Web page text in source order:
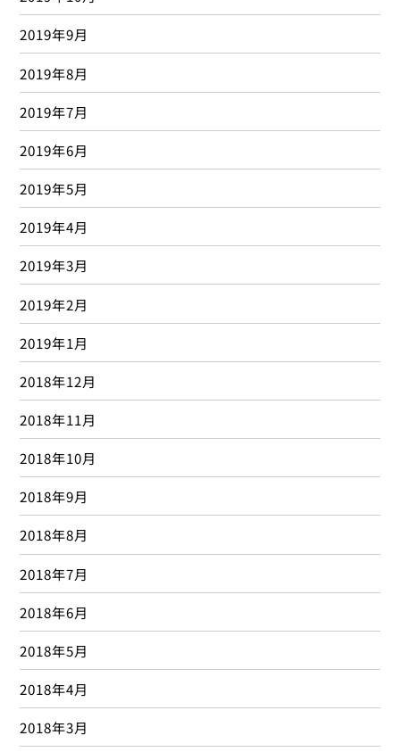
2016年9月
2016年8月
2016年7月
2016年6月
2016年5月
2016年4月
2016年3月
2016年2月
2016年1月
2015年12月
2015年11月
2015年10月
2015年9月
2015年8月
2015年7月
2015年6月
2015年5月
2015年4月
2015年3月